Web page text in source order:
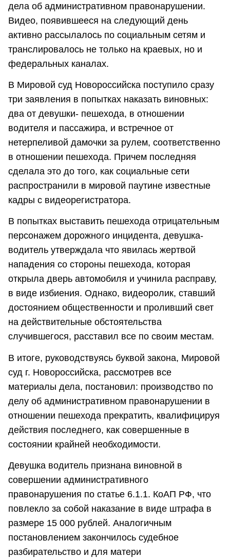
дела об административном правонарушении.
Видео, появившееся на следующий день
активно рассылалось по социальным сетям и
транслировалось не только на краевых, но и
федеральных каналах.
В Мировой суд Новороссийска поступило сразу
три заявления в попытках наказать виновных:
два от девушки- пешехода, в отношении
водителя и пассажира, и встречное от
нетерпеливой дамочки за рулем, соответственно
в отношении пешехода. Причем последняя
сделала это до того, как социальные сети
распространили в мировой паутине известные
кадры с видеорегистратора.
В попытках выставить пешехода отрицательным
персонажем дорожного инцидента, девушка-
водитель утверждала что явилась жертвой
нападения со стороны пешехода, которая
открыла дверь автомобиля и учинила расправу,
в виде избиения. Однако, видеоролик, ставший
достоянием общественности и проливший свет
на действительные обстоятельства
случившегося, расставил все по своим местам.
В итоге, руководствуясь буквой закона, Мировой
суд г. Новороссийска, рассмотрев все
материалы дела, постановил: производство по
делу об административном правонарушении в
отношении пешехода прекратить, квалифицируя
действия последнего, как совершенные в
состоянии крайней необходимости.
Девушка водитель признана виновной в
совершении административного
правонарушения по статье 6.1.1. КоАП РФ, что
повлекло за собой наказание в виде штрафа в
размере 15 000 рублей. Аналогичным
постановлением закончилось судебное
разбирательство и для матери